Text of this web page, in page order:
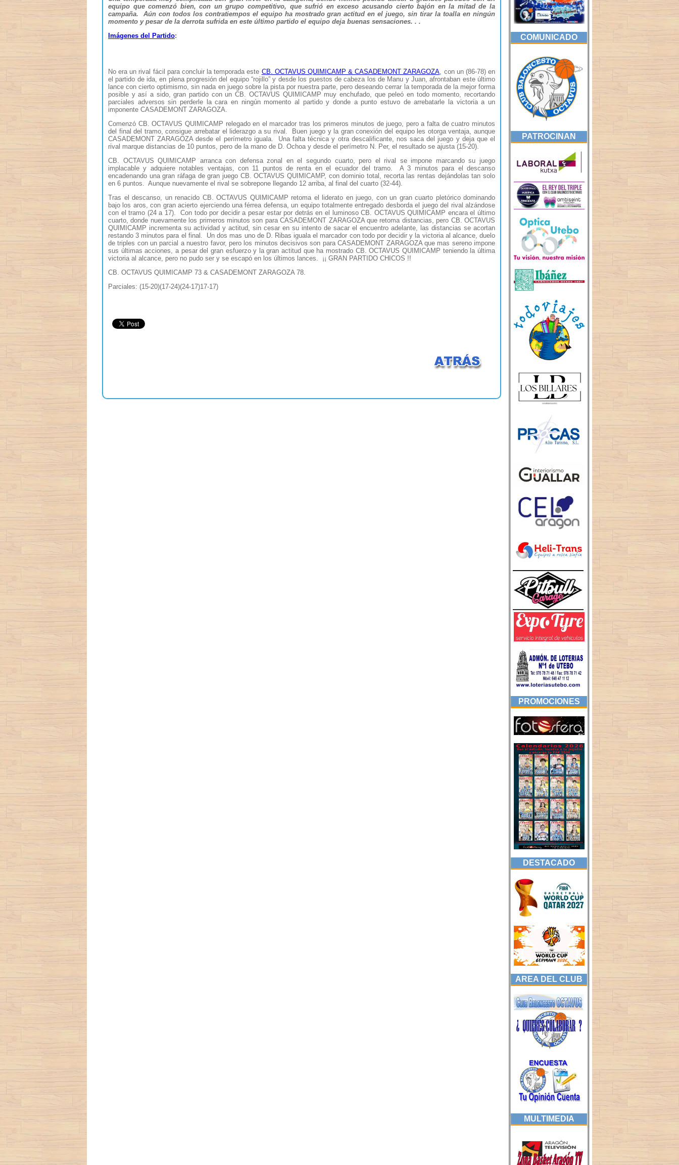
equipo que comenzó bien, con un grupo competitivo, que sufrió en exceso acusando cierto bajón en la mitad de la
campaña. Aún con todos los contratiempos el equipo ha mostrado gran actitud en el juego, sin tirar la toalla en ningún
momento y pesar de la derrota sufrida en este último partido el equipo deja buenas sensaciones. . .
Imágenes del Partido:
No era un rival fácil para concluir la temporada este CB. OCTAVUS QUIMICAMP & CASADEMONT ZARAGOZA, con un (86-78) en
el partido de ida, en plena progresión del equipo “rojillo” y desde los puestos de cabeza los de Manu y Juan, afrontaban este último
lance con cierto optimismo, sin nada en juego sobre la pista por nuestra parte, pero deseando cerrar la temporada de la mejor forma
posible y así a sido, gran partido con un CB. OCTAVUS QUIMICAMP muy enchufado, que peleó en todo momento, recortando
parciales adversos sin perderle la cara en ningún momento al partido y donde a punto estuvo de arrebatarle la victoria a un
imponente CASADEMONT ZARAGOZA.
Comenzó CB. OCTAVUS QUIMICAMP relegado en el marcador tras los primeros minutos de juego, pero a falta de cuatro minutos
del final del tramo, consigue arrebatar el liderazgo a su rival. Buen juego y la gran conexión del equipo les otorga ventaja, aunque
CASADEMONT ZARAGOZA desde el perímetro iguala. Una falta técnica y otra descalificante, nos saca del juego y deja que el
rival marque distancias de 10 puntos, pero de la mano de D. Ochoa y desde el perímetro N. Per, el resultado se ajusta (15-20).
CB. OCTAVUS QUIMICAMP arranca con defensa zonal en el segundo cuarto, pero el rival se impone marcando su juego
implacable y adquiere notables ventajas, con 11 puntos de renta en el ecuador del tramo. A 3 minutos para el descanso
encadenando una gran ráfaga de gran juego CB. OCTAVUS QUIMICAMP, con dominio total, recorta las rentas dejándolas tan solo
en 6 puntos. Aunque nuevamente el rival se sobrepone llegando 12 arriba, al final del cuarto (32-44).
Tras el descanso, un renacido CB. OCTAVUS QUIMICAMP retoma el liderato en juego, con un gran cuarto pletórico dominando
bajo los aros, con gran acierto ejerciendo una férrea defensa, un equipo totalmente entregado desborda el juego del rival alzándose
con el tramo (24 a 17). Con todo por decidir a pesar estar por detrás en el luminoso CB. OCTAVUS QUIMICAMP encara el último
cuarto, donde nuevamente los primeros minutos son para CASADEMONT ZARAGOZA que retoma distancias, pero CB. OCTAVUS
QUIMICAMP incrementa su actividad y actitud, sin cesar en su intento de sacar el encuentro adelante, las distancias se acortan
restando 3 minutos para el final. Un dos mas uno de D. Ribas iguala el marcador con todo por decidir y la victoria al alcance, duelo
de triples con un parcial a nuestro favor, pero los minutos decisivos son para CASADEMONT ZARAGOZA que mas sereno impone
sus últimas acciones, a pesar del gran esfuerzo y la gran actitud que ha mostrado CB. OCTAVUS QUIMICAMP teniendo la última
victoria al alcance, pero no pudo ser y se escapó en los últimos lances. ¡¡ GRAN PARTIDO CHICOS !!
CB. OCTAVUS QUIMICAMP 73 & CASADEMONT ZARAGOZA 78.
Parciales: (15-20)(17-24)(24-17)17-17)
COMUNICADO
PATROCINAN
PROMOCIONES
DESTACADO
AREA DEL CLUB
MULTIMEDIA